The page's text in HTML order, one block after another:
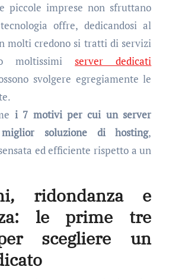
piccole imprese non sfruttano
offre, dedicandosi al
molti credono si tratti di servizi
moltissimiserver dedicati
svolgere egregiamente le
i 7 motivi per cui un server
soluzione di hosting,
ed efficiente rispetto a un
ridondanza e
le prime tre
scegliere un